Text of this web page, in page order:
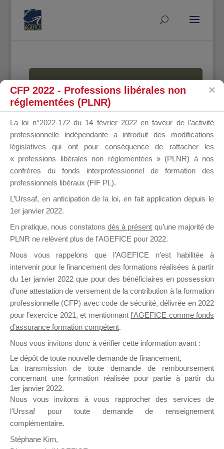
MALLETTE
DU
DIRIGEANT
Groupe Public
il y a un mois
Ce groupe est destiné aux Organismes de
Formation qui souhaitent répondre à l’Appel à
Propositions Mallette du Dirigeant.
sur lequel il est possible de laisser un message
ou poser une question.
NB : Il est nécessaire d’être
pouvoir rejoindre ce groupe
CFP 2022 - Professions libérales non
réglementées (PLNR)
La loi n°2022-172 du 14 février 2022 en faveur de l’activité
professionnelle indépendante a introduit des modifications
législatives qui ont pour conséquence de rattacher les
« professions libérales non réglementées » (PLNR) à nos
confrères du fonds interprofessionnel de formation des
professionnels libéraux (FIF PL).
L’Urssaf, en anticipation de la loi, en fait application depuis le
1er janvier 2022.
En pratique, nous constatons dès à présent qu’une majorité de
PLNR ne relèvent plus de l’AGEFICE pour 2022.
Nous vous rappelons que l’AGEFICE n’est habilitée à
intervenir pour le financement des formations réalisées à partir
du 1er janvier 2022 que pour des bénéficiaires en possession
d’une attestation de versement de la contribution à la formation
professionnelle (CFP) avec code de sécurité, délivrée en 2022
pour l’exercice 2021, et mentionnant l’AGEFICE comme fonds
d’assurance formation compétent.
Nous vous invitons donc à vérifier cette information avant :
Le dépôt de toute nouvelle demande de financement,
La transmission de toute demande de remboursement
concernant une formation réalisée pour partie à partir du
1er janvier 2022.
Nous vous invitons à vous rapprocher des services de
l’Urssaf pour toute demande de renseignement
complémentaire.
Stéphane Kirn,